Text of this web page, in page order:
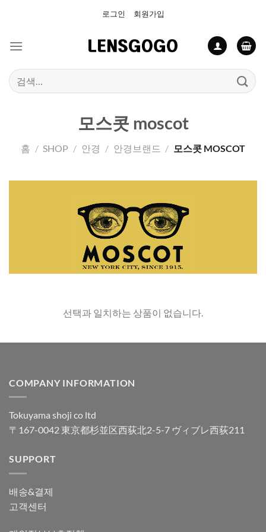
로그인 회원가입
검
색:
모스콧 moscot
홈 / SHOP / 안경 / 안경브랜드 / 모스콧 MOSCOT
선택과 일치하는 상품이 없습니다.
COMPANY INFORMATION
Tokuyama shoji co ltd
〒167-0042 東京都杉並区西荻北2-5-7 ヴィブレ西荻211
SUPPORT
배송&결제
고객센터